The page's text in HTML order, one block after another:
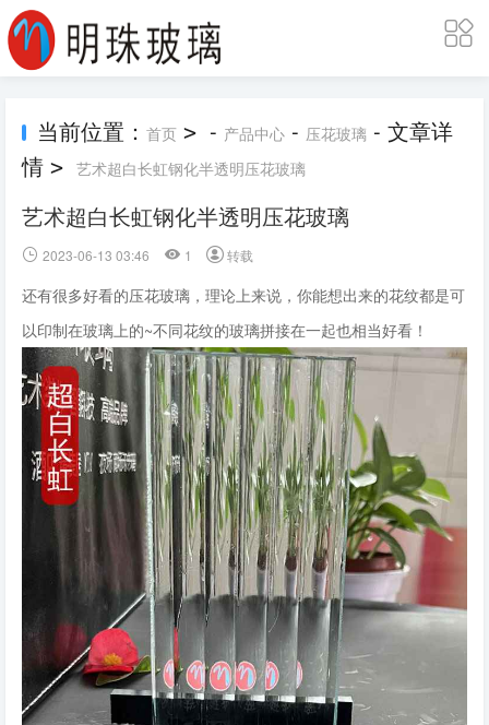
当前位置： 首页 > - 产品中心 - 压花玻璃 - 文章详
情 > 艺术超白长虹钢化半透明压花玻璃
艺术超白长虹钢化半透明压花玻璃
2023-06-13 03:46 1 转载
还有很多好看的压花玻璃，理论上来说，你能想出来的花纹都是可
以印制在玻璃上的~不同花纹的玻璃拼接在一起也相当好看！